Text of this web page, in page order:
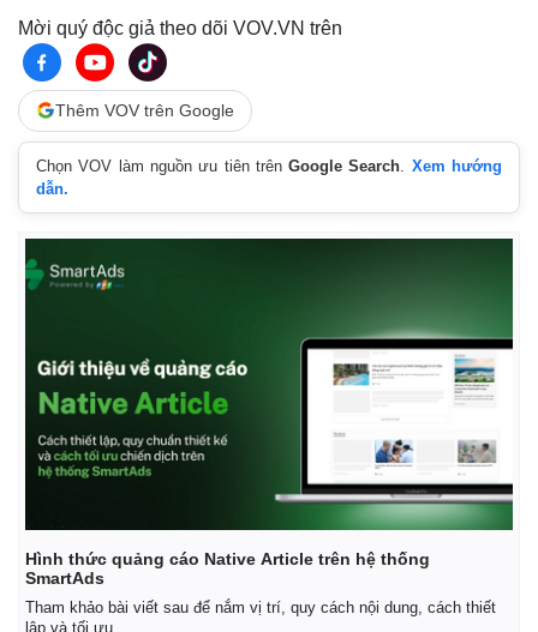
Khởi nghiệp
Tiêu dùng
Mời quý độc giả theo dõi VOV.VN trên
Thêm VOV trên Google
Chọn VOV làm nguồn ưu tiên trênGoogle Search
Xem hướng
dẫn.
Hình thức quảng cáo Native Article trên hệ thống
SmartAds
Tham khảo bài viết sau để nắm vị trí, quy cách nội dung, cách thiết
lập và tối ưu.